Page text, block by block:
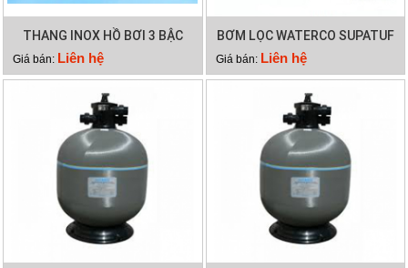
THANG INOX HỒ BƠI 3 BẬC
Giá bán: Liên hệ
BƠM LỌC WATERCO SUPATUF
100
Giá bán: Liên hệ